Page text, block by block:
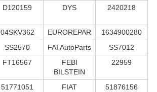
D120159 DYS 2420218
04SKV362 EUROREPAR
1634900280
SS2570 FAI AutoParts
SS7012
FT16567
FEBI
BILSTEIN
22959
51771051 FIAT
51876156